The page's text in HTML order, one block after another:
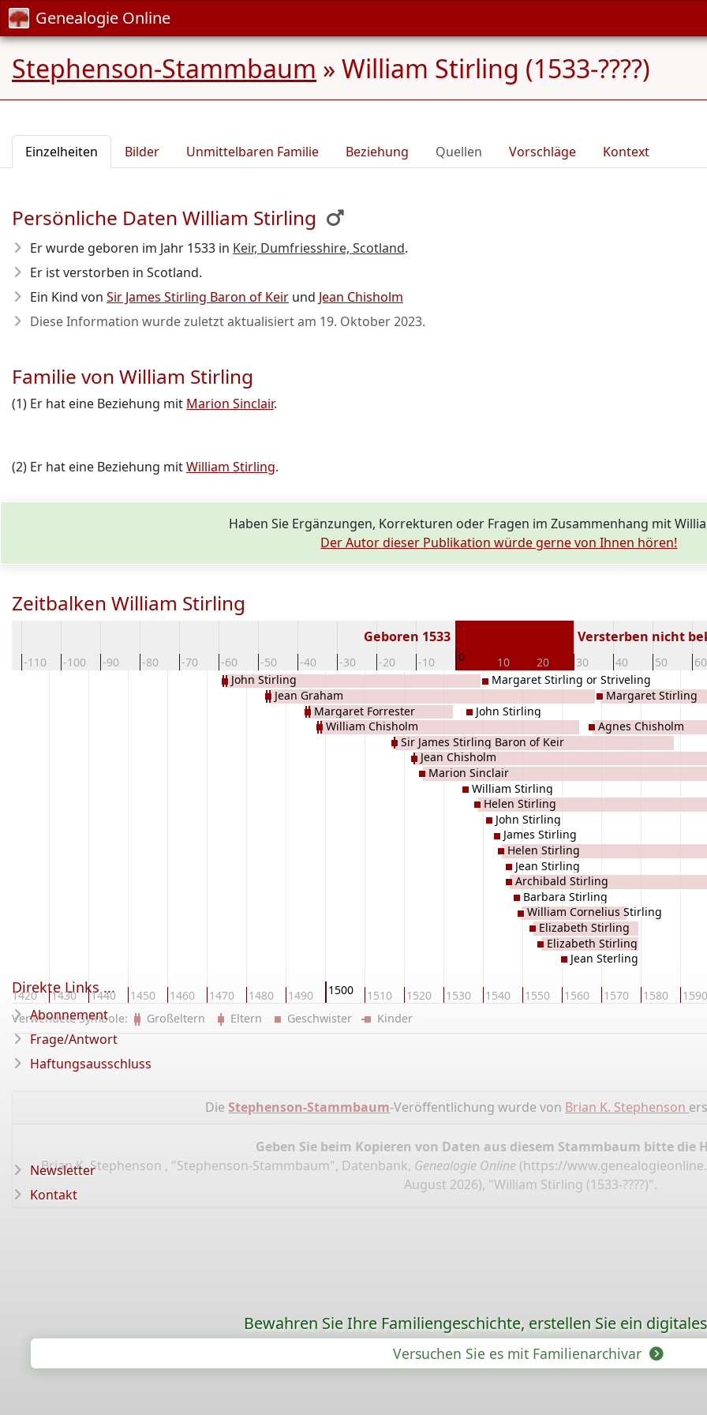
Genealogie Online
Stephenson-Stammbaum » William Stirling (1533-????)
Einzelheiten Bilder Unmittelbaren Familie Beziehung Quellen Vorschläge Kontext
Persönliche Daten William Stirling
Er wurde geboren im Jahr 1533 in Keir, Dumfriesshire, Scotland.
Er ist verstorben in Scotland.
Ein Kind von Sir James Stirling Baron of Keir und Jean Chisholm
Diese Information wurde zuletzt aktualisiert am 19. Oktober 2023.
Familie von William Stirling
(1) Er hat eine Beziehung mit Marion Sinclair.
(2) Er hat eine Beziehung mitWilliam Stirling.
Haben Sie Ergänzungen, Korrekturen oder Fragen im Zusammenhang mit
Der Autor dieser Publikation würde gerne von Ihnen hören!
Zeitbalken William Stirling
-110 -100 -90 -80 -70 -60 -50 -40 -30 -20 -10 0 10 20 30 40 50 60
Geboren 1533 Versterben nicht
1420 1430 1440 1450 1460 1470 1480 1490 1500 1510 1520 1530 1540 1550 1560 1570 1580 1590
John Stirling
Jean Graham
Margaret Forrester
William Chisholm
Sir James Stirling Baron of Keir
Jean Chisholm
Marion Sinclair
William Stirling
John Stirling
Helen Stirling
Margaret Stirling or Striveling
John Stirling
James Stirling
Helen Stirling
Jean Stirling
Archibald Stirling
Barbara Stirling
William Cornelius Stirling
Elizabeth Stirling
Elizabeth Stirling
Jean Sterling
Agnes Chisholm
Margaret Stirling
Verwendete Symbole: Großeltern Eltern Geschwister Kinder
DieStephenson-Stammbaum-Veröffentlichung wurde von Brian K. Stephenson
Geben Sie beim Kopieren von Daten aus diesem Stammbaum bitte die
Brian K. Stephenson , "Stephenson-Stammbaum", Datenbank, Genealogie Online (https://
August 2026), "William Stirling (1533-????)".
Direkte Links ...
Abonnement
Frage/Antwort
Haftungsausschluss
Newsletter
Kontakt
Bewahren Sie Ihre Familiengeschichte, erstellen Sie ein
Versuchen Sie es mit Familienarchivar